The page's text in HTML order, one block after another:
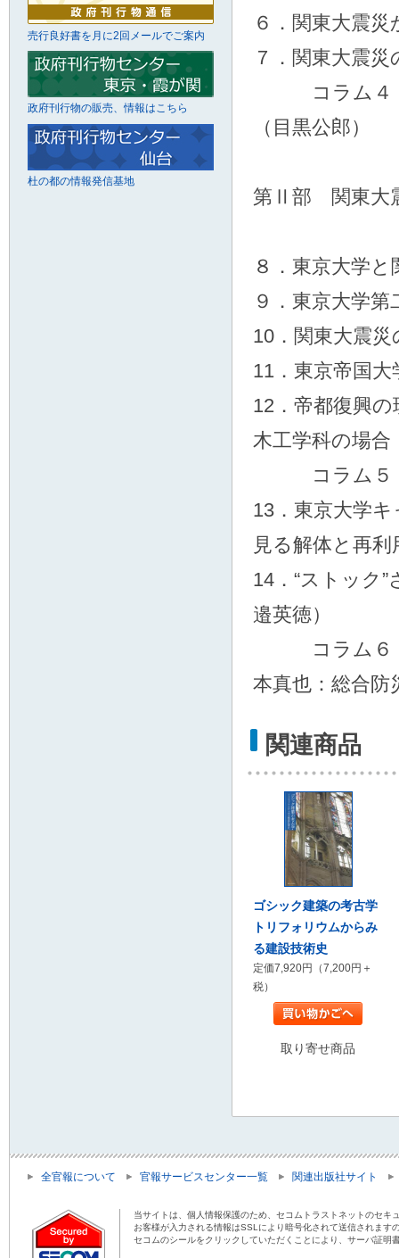
６．関東大震
７．関東大震
コラム４ 関
（目黒公郎）
第Ⅱ部 関東大
８．東京大学
９．東京大学
10．関東大震
11．東京帝国
12．帝都復興
木工学科の場合
コラム５ 後
13．東京大学
見る解体と再
14．“ストック
邉英徳）
コラム６ 首
本真也：総合防
関連商品
ゴシック建築の考古学
トリフォリウムからみ
る建設技術史
定価7,920円（7,200円＋
税）
取り寄せ商品
売行良好書を月に2回メールでご案内
政府刊行物の販売、情報はこちら
杜の都の情報発信基地
全官報について 官報サービスセンター一覧 関連出版社サイト
当サイトは、個人情報保護のため、セコムトラストネットのセキ
お客様が入力される情報はSSLにより暗号化されて送信されま
セコムのシールをクリックしていただくことにより、サーバ証明